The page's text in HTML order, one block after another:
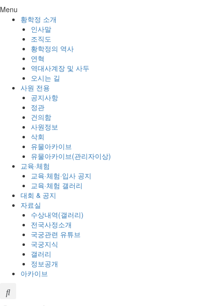
Menu
황학정 소개
인사말
조직도
황학정의 역사
연혁
역대사계장 및 사두
오시는 길
사원 전용
공지사항
정관
건의함
사원정보
삭회
유물아카이브
유물아카이브(관리자이상)
교육·체험
교육·체험·입사 공지
교육·체험 갤러리
대회 & 공지
자료실
수상내역(갤러리)
전국사정소개
국궁관련 유튜브
국궁지식
갤러리
정보공개
아카이브